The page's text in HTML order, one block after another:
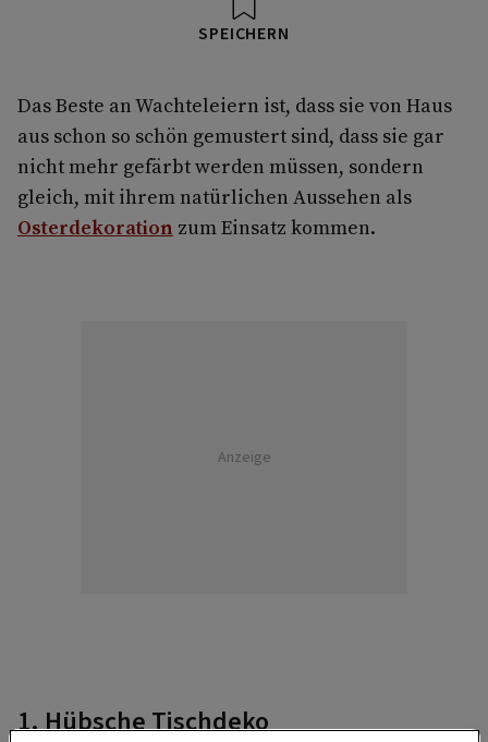
SPEICHERN
Das Beste an Wachteleiern ist, dass sie von Haus
aus schon so schön gemustert sind, dass sie gar
nicht mehr gefärbt werden müssen, sondern
gleich, mit ihrem natürlichen Aussehen als
Osterdekoration zum Einsatz kommen.
Anzeige
1. Hübsche Tischdeko